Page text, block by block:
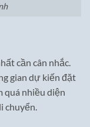
cần cân nhắc.
gian dự kiến đặt
quá nhiều diện
chuyển.